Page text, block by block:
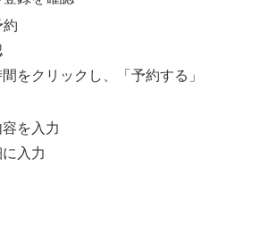
約
をクリックし、「予約する」
を入力
入力